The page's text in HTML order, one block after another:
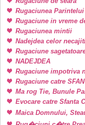
Rugaciunea
Rugaciune in vreme
Rugaciunea mintii
Nadejdea celor
Rugaciune
NADEJDEA
Rugaciune impotriva
Rugaciune catre
Ma rog Tie, Bunule
Evocare catre Sfanta
Maica Domnului,